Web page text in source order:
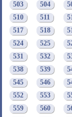
503
504
510
511
517
518
524
525
531
532
538
539
545
546
552
553
559
560